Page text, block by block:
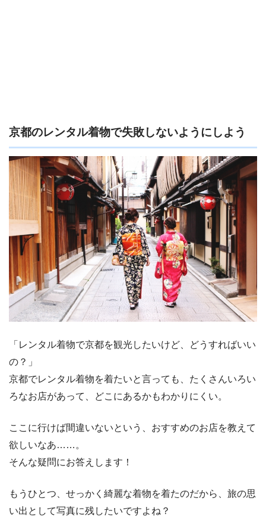
京都のレンタル着物で失敗しないようにしよう
「レンタル着物で京都を観光したいけど、どうすればいい
の？」
京都でレンタル着物を着たいと言っても、たくさんいろい
ろなお店があって、どこにあるかもわかりにくい。
ここに行けば間違いないという、おすすめのお店を教えて
欲しいなあ……。
そんな疑問にお答えします！
もうひとつ、せっかく綺麗な着物を着たのだから、旅の思
い出として写真に残したいですよね？